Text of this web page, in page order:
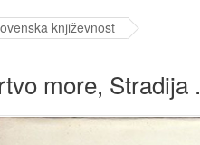
književnost
more, Stradija